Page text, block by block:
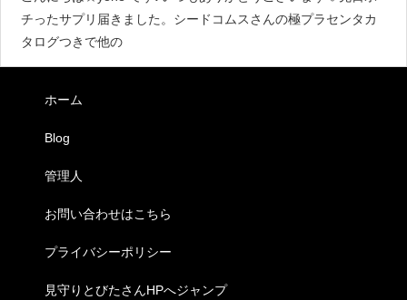
チったサプリ届きました。シードコムスさんの極プラセンタカ
タログつきで他の
ホーム
Blog
管理人
お問い合わせはこちら
プライバシーポリシー
見守りとびたさんHPへジャンプ